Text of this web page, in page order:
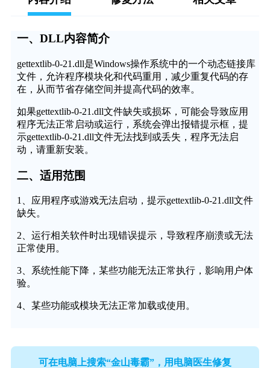
一、DLL内容简介
gettextlib-0-21.dll是Windows操作系统中的一个动态链接库
文件，允许程序模块化和代码重用，减少重复代码的存
在，从而节省存储空间并提高代码的效率。
如果gettextlib-0-21.dll文件缺失或损坏，可能会导致应用
程序无法正常启动或运行，系统会弹出报错提示框，提
示gettextlib-0-21.dll文件无法找到或丢失，程序无法启
动，请重新安装。
二、适用范围
1、应用程序或游戏无法启动，提示gettextlib-0-21.dll文件
缺失。
2、运行相关软件时出现错误提示，导致程序崩溃或无法
正常使用。
3、系统性能下降，某些功能无法正常执行，影响用户体
验。
4、某些功能或模块无法正常加载或使用。
可在电脑上搜索“金山毒霸”，用电脑医生修复